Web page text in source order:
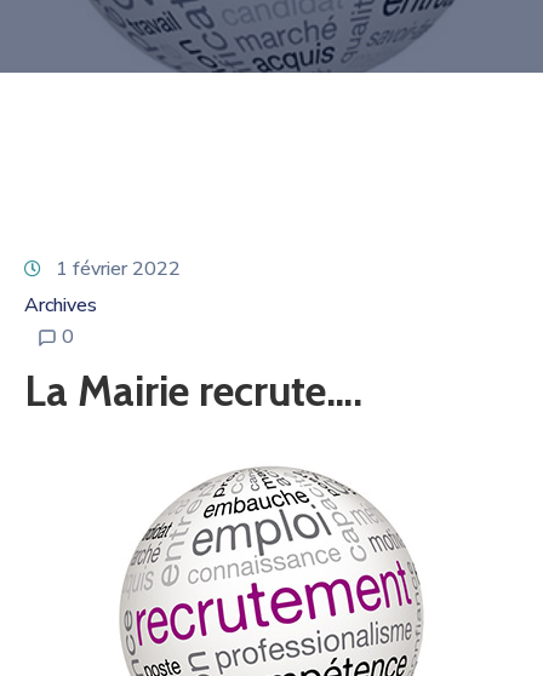
Locale
1 février 2022
Archives
0
La Mairie recrute….